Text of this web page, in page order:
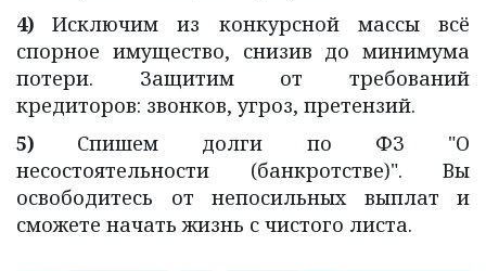
4) Исключим из конкурсной массы всё
спорное имущество, снизив до минимума
потери. Защитим от требований
кредиторов: звонков, угроз, претензий.
5) Спишем долги по ФЗ "О
несостоятельности (банкротстве)". Вы
освободитесь от непосильных выплат и
сможете начать жизнь с чистого листа.